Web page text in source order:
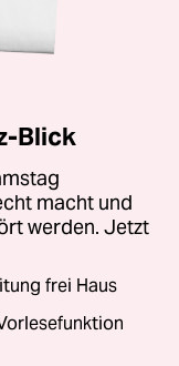
Blick
macht und
werden. Jetzt
frei Haus